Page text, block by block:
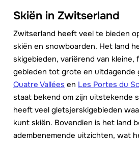
Skiën in Zwitserland
Zwitserland heeft veel te bieden
skiën en snowboarden. Het land
skigebieden, variërend van kleine,
gebieden tot grote en uitdagende
Quatre Vallées en Les Portes du
staat bekend om zijn uitstekende
heeft veel gletsjerskigebieden
kunt skiën. Bovendien is het land
adembenemende uitzichten, wat